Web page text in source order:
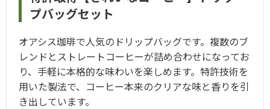
プバッグセット
オアシス珈琲で人気のドリップバッグです。複数のブ
レンドとストレートコーヒーが詰め合わせになってお
り、手軽に本格的な味わいを楽しめます。特許技術を
用いた製法で、コーヒー本来のクリアな味と香りを引
き出しています。